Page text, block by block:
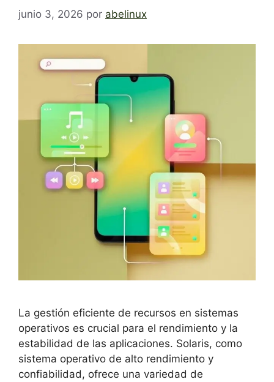
junio 3, 2026 por abelinux
La gestión eficiente de recursos en sistemas
operativos es crucial para el rendimiento y la
estabilidad de las aplicaciones. Solaris, como
sistema operativo de alto rendimiento y
confiabilidad, ofrece una variedad de